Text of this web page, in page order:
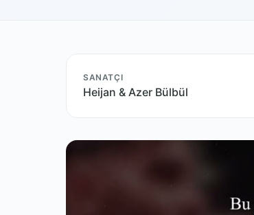
SANATÇI
Heijan & Azer Bülbül